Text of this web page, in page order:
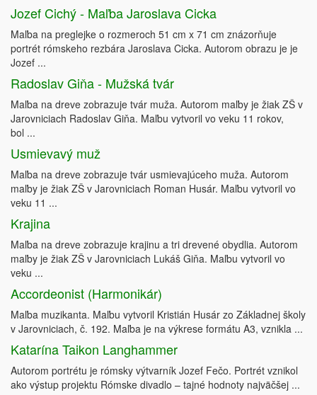
Jozef Cichý - Maľba Jaroslava Cicka
Maľba na preglejke o rozmeroch 51 cm x 71 cm znázorňuje
portrét rómskeho rezbára Jaroslava Cicka. Autorom obrazu je je
Jozef ...
Radoslav Giňa - Mužská tvár
Maľba na dreve zobrazuje tvár muža. Autorom maľby je žiak ZŠ v
Jarovniciach Radoslav Giňa. Maľbu vytvoril vo veku 11 rokov,
bol ...
Usmievavý muž
Maľba na dreve zobrazuje tvár usmievajúceho muža. Autorom
maľby je žiak ZŠ v Jarovniciach Roman Husár. Maľbu vytvoril vo
veku 11 ...
Krajina
Maľba na dreve zobrazuje krajinu a tri drevené obydlia. Autorom
maľby je žiak ZŠ v Jarovniciach Lukáš Giňa. Maľbu vytvoril vo
veku ...
Accordeonist (Harmonikár)
Maľba muzikanta. Maľbu vytvoril Kristián Husár zo Základnej školy
v Jarovniciach, č. 192. Maľba je na výkrese formátu A3, vznikla ...
Katarína Taikon Langhammer
Autorom portrétu je rómsky výtvarník Jozef Fečo. Portrét vznikol
ako výstup projektu Rómske divadlo – tajné hodnoty najväčšej ...